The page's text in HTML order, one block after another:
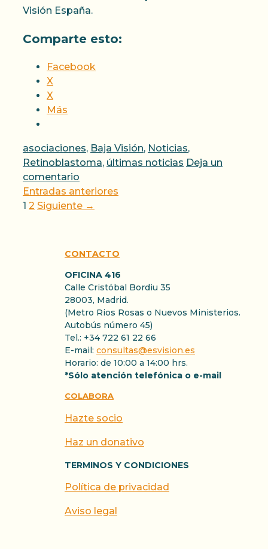
Visión España.
Comparte esto:
Facebook
X
X
Más
Categorías
asociaciones, Baja Visión, Noticias,
Retinoblastoma, últimas noticias Deja un
comentario
Entradas anteriores
Página
1 Página
2 Siguiente →
CONTACTO
OFICINA 416
Calle Cristóbal Bordiu 35
28003, Madrid.
(Metro Rios Rosas o Nuevos Ministerios.
Autobús número 45)
Tel.: +34 722 61 22 66
E-mail: consultas@esvision.es
Horario: de 10:00 a 14:00 hrs.
*Sólo atención telefónica o e-mail
COLABORA
Hazte socio
Haz un donativo
TERMINOS Y CONDICIONES
Política de privacidad
Aviso legal